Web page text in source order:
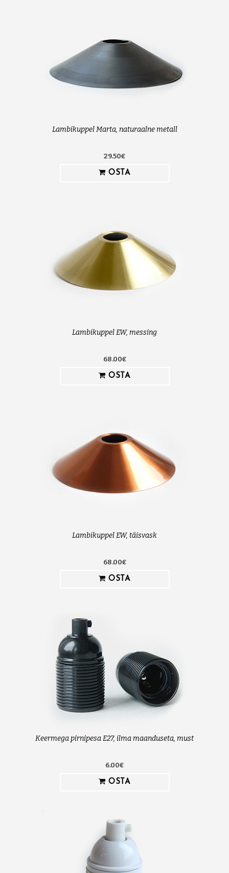
Lambikuppel Marta, naturaalne metall
29.50€
OSTA
Lambikuppel EW, messing
68.00€
OSTA
Lambikuppel EW, täisvask
68.00€
OSTA
Keermega pirnipesa E27, ilma maanduseta, must
6.00€
OSTA